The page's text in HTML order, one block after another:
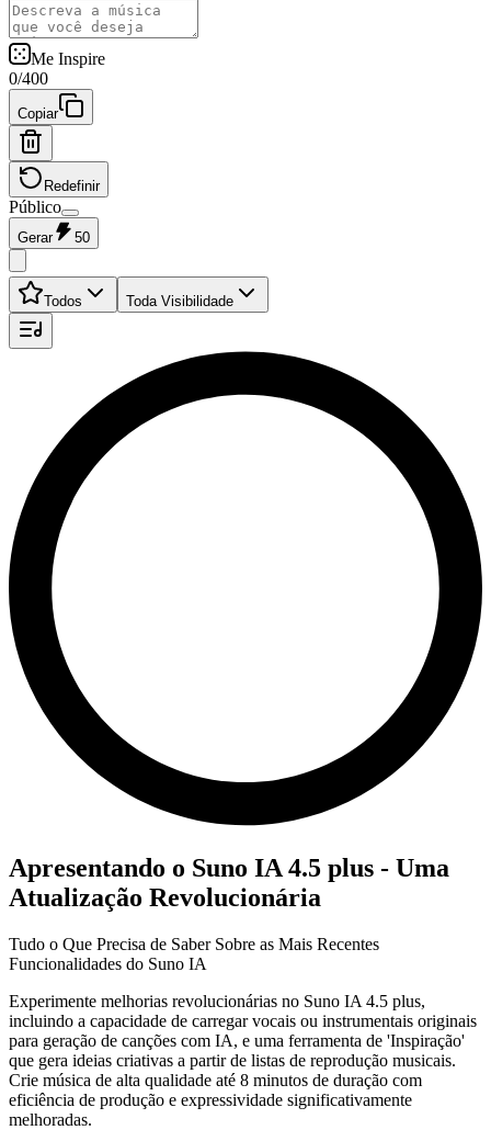
Me Inspire
0/400
Copiar
Redefinir
Público
Gerar 50
Todos Toda Visibilidade
Apresentando o Suno IA 4.5 plus - Uma
Atualização Revolucionária
Tudo o Que Precisa de Saber Sobre as Mais Recentes
Funcionalidades do Suno IA
Experimente melhorias revolucionárias no Suno IA 4.5 plus,
incluindo a capacidade de carregar vocais ou instrumentais originais
para geração de canções com IA, e uma ferramenta de 'Inspiração'
que gera ideias criativas a partir de listas de reprodução musicais.
Crie música de alta qualidade até 8 minutos de duração com
eficiência de produção e expressividade significativamente
melhoradas.